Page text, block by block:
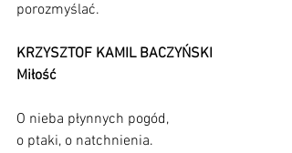
porozmyślać.
KRZYSZTOF KAMIL BACZYŃSKI
Miłość
O nieba płynnych pogód,
o ptaki, o natchnienia.